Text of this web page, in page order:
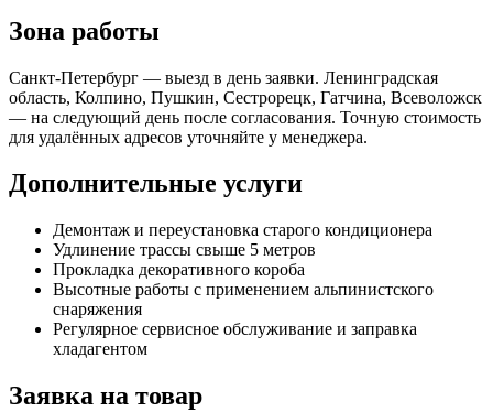
Зона работы
Санкт-Петербург — выезд в день заявки. Ленинградская
область, Колпино, Пушкин, Сестрорецк, Гатчина, Всеволожск
— на следующий день после согласования. Точную стоимость
для удалённых адресов уточняйте у менеджера.
Дополнительные услуги
Демонтаж и переустановка старого кондиционера
Удлинение трассы свыше 5 метров
Прокладка декоративного короба
Высотные работы с применением альпинистского
снаряжения
Регулярное сервисное обслуживание и заправка
хладагентом
Заявка на товар